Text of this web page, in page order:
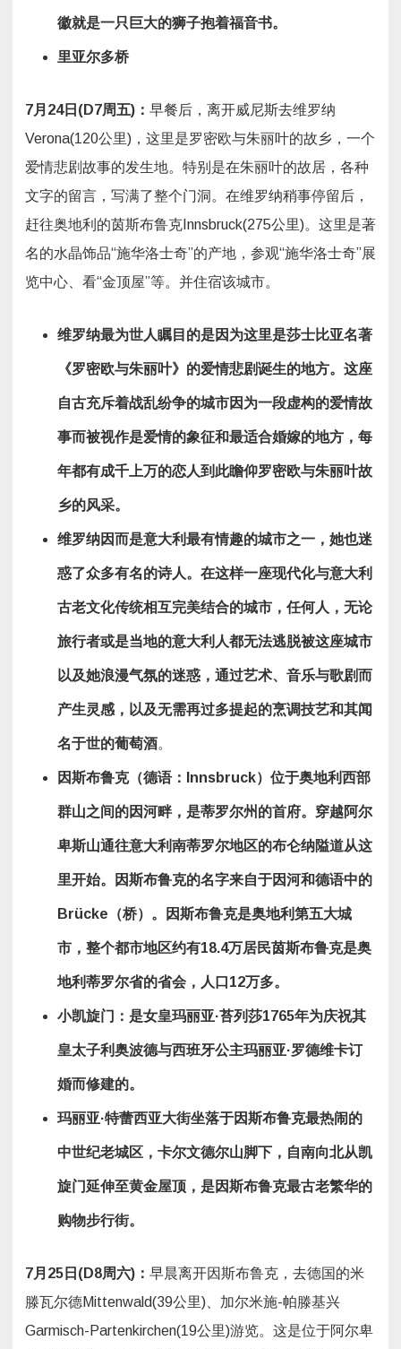
徽就是一只巨大的狮子抱着福音书。
里亚尔多桥
7月 24日 (D7周五) ： 早餐后，离开威尼斯去维罗纳
Verona(120公里)，这里是罗密欧与朱丽叶的故乡，一个
爱情悲剧故事的发生地。特别是在朱丽叶的故居，各种
文字的留言，写满了整个门洞。在维罗纳稍事停留后，
赶往奥地利的茵斯布鲁克Innsbruck(275公里)。这里是著
名的水晶饰品“施华洛士奇”的产地，参观“施华洛士奇”展
览中心、看“金顶屋”等。并住宿该城市。
维罗纳最为世人瞩目的是因为这里是莎士比亚名著
《罗密欧与朱丽叶》的爱情悲剧诞生的地方。这座
自古充斥着战乱纷争的城市因为一段虚构的爱情故
事而被视作是爱情的象征和最适合婚嫁的地方，每
年都有成千上万的恋人到此瞻仰罗密欧与朱丽叶故
乡的风采。
维罗纳因而是意大利最有情趣的城市之一，她也迷
惑了众多有名的诗人。在这样一座现代化与意大利
古老文化传统相互完美结合的城市，任何人，无论
旅行者或是当地的意大利人都无法逃脱被这座城市
以及她浪漫气氛的迷惑，通过艺术、音乐与歌剧而
产生灵感，以及无需再过多提起的烹调技艺和其闻
名于世的葡萄酒。
因斯布鲁克（德语： Innsbruck）位于奥地利西部
群山之间的因河畔，是蒂罗尔州 的首府。穿越阿尔
卑斯山通往意大利南蒂罗尔地区的布仑纳隘道从这
里开始。因斯布鲁克的名字来自于因河和德语中的
Brücke （桥）。因斯布鲁克是奥地利第五大城
市，整个都市地区约有18.4万居民茵斯布鲁克是奥
地利蒂罗尔省的省会，人口 12万多。
小凯旋门：是女皇玛丽亚·苔列莎1765年为庆祝其
皇太子利奥波德与西班牙公主玛丽亚·罗德维卡订
婚而修建的。
玛丽亚·特蕾西亚大街坐落于因斯布鲁克最热闹的
中世纪老城区，卡尔文德尔山脚下，自南向北从凯
旋门延伸至黄金屋顶，是因斯布鲁克最古老繁华的
购物步行街。
7月25日(D8周六)： 早晨离开因斯布鲁克，去德国的米
滕瓦尔德Mittenwald(39公里)、加尔米施-帕滕基兴
Garmisch-Partenkirchen(19公里)游览。这是位于阿尔卑